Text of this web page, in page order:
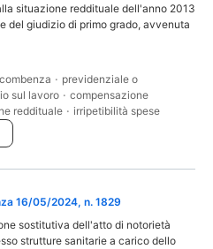
situazione reddituale dell'anno 2013
del giudizio di primo grado, avvenuta
· previdenziale o
sul lavoro · compensazione
reddituale · irripetibilità spese
16/05/2024, n. 1829
sostitutiva dell'atto di notorietà
strutture sanitarie a carico dello